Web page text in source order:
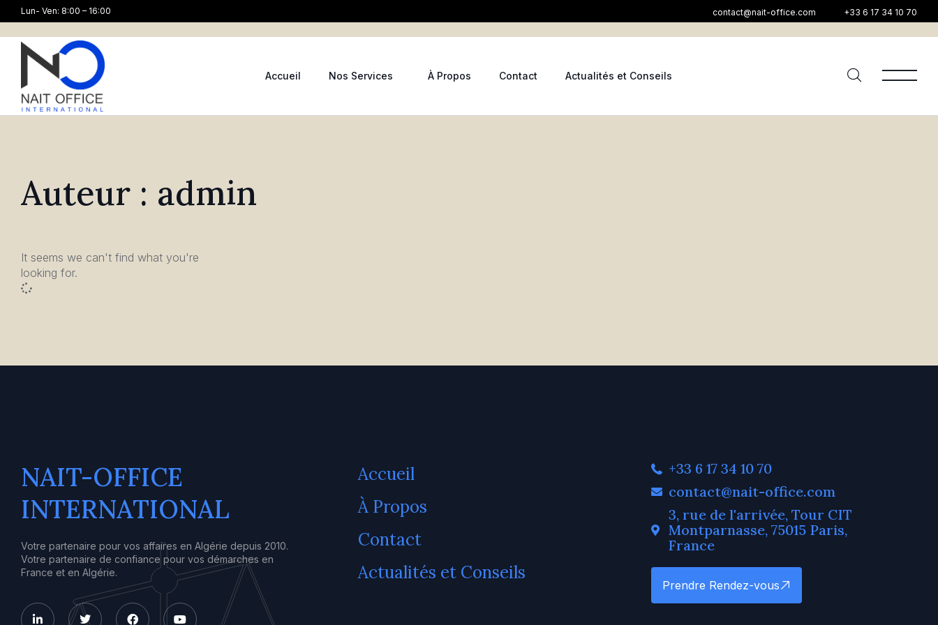
Lun- Ven: 8:00 – 16:00 contact@nait-office.com +33 6 17 34 10 70
Accueil Nos Services À Propos Contact Actualités et Conseils
Auteur : admin
It seems we can't find what you're
looking for.
NAIT-OFFICE
INTERNATIONAL
Votre partenaire pour vos affaires en Algérie depuis 2010.
Votre partenaire de confiance pour vos démarches en
France et en Algérie.
Accueil
À Propos
Contact
Actualités et Conseils
+33 6 17 34 10 70
contact@nait-office.com
3, rue de l'arrivée, Tour CIT
Montparnasse, 75015 Paris,
France
Prendre Rendez-vous